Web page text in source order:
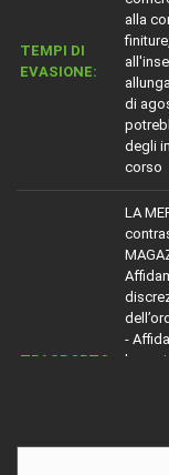
TEMPI DI
EVASIONE:
alla
di
degli
corso
TRASPORTO:
LA
-
Nel